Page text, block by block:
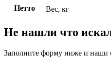
Нетто
Вес, кг
Не нашли что
Заполните форму ниже и наши